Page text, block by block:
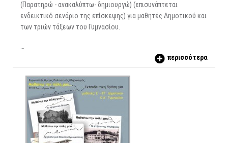
(Παρατηρώ - ανακαλύπτω- δημιουργώ) (επισυνάπτεται
ενδεικτικό σενάριο της επίσκεψης) για μαθητές Δημοτικού και
των τριών τάξεων του Γυμνασίου.
περισσότερα